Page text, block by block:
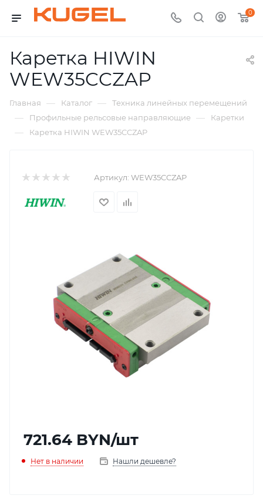
0
Каретка HIWIN
WEW35CCZAP
Главная — Каталог — Техника линейных перемещений
— Профильные рельсовые направляющие — Каретки
— Каретка HIWIN WEW35CCZAP
Артикул: WEW35CCZAP
721.64 BYN/шт
Нет в наличии Нашли дешевле?